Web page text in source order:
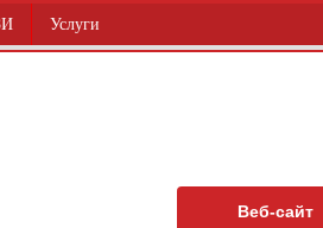
Услуги
Веб-сайт